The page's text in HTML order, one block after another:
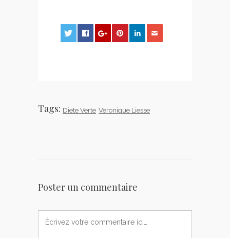
Tags: Diete Verte Veronique Liesse
Poster un commentaire